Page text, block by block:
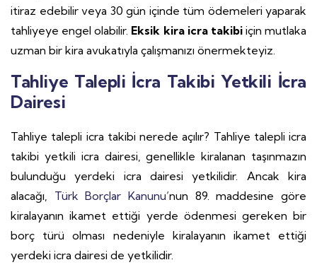
itiraz edebilir veya 30 gün içinde tüm ödemeleri yaparak
tahliyeye engel olabilir. Eksik kira icra takibiiçin mutlaka
uzman bir kira avukatıyla çalışmanızı önermekteyiz.
Tahliye Talepli İcra Takibi Yetkili İcra
Dairesi
Tahliye talepli icra takibi nerede açılır? Tahliye talepli icra
takibi yetkili icra dairesi, genellikle kiralanan taşınmazın
bulunduğu yerdeki icra dairesi yetkilidir. Ancak kira
alacağı, Türk Borçlar Kanunu’nun 89. maddesine göre
kiralayanın ikamet ettiği yerde ödenmesi gereken bir
borç türü olması nedeniyle kiralayanın ikamet ettiği
yerdeki icra dairesi de yetkilidir.